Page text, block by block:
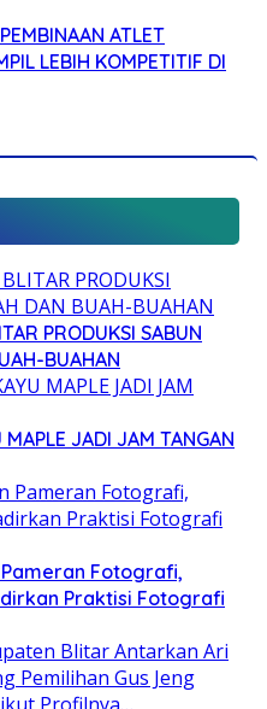
ATLET
LEBIH KOMPETITIF DI
PRODUKSI SABUN
BUAHAN
JADI JAM TANGAN
Fotografi,
Praktisi Fotografi